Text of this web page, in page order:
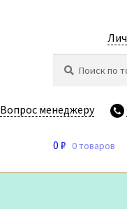
Вопрос менеджеру
0 ₽ 0 товаров